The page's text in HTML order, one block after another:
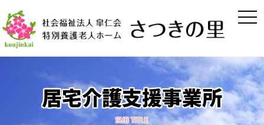
居宅介護支援事業所
SUB TITLE